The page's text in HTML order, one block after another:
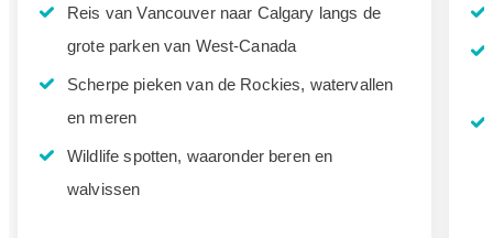
Reis van Vancouver naar Calgary langs de
grote parken van West-Canada
Scherpe pieken van de Rockies, watervallen
en meren
Wildlife spotten, waaronder beren en
walvissen